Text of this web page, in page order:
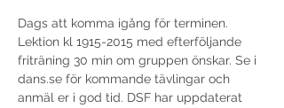
Dags att komma igång för terminen.
Lektion kl 1915-2015 med efterföljande
friträning 30 min om gruppen önskar. Se i
dans.se för kommande tävlingar och
anmäl er i god tid. DSF har uppdaterat